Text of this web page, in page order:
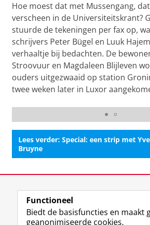
Hoe moest dat met Mussengang,
verscheen in de Universiteitskrant?
stuurde de tekeningen per fax op,
schrijvers Peter Bügel en Luuk
verhaaltje bij bedachten. De
Stroovuur en Magdaleen Blijleven
ouders uitgezwaaid op station
twee weken later in Luxor
Lees verder: Special: een strip met
Bruyne
View this page in:English
Functioneel
Biedt de basisfuncties en maakt
geanonimiseerde cookies.